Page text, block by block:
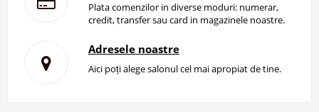
Plata comenzilor in diverse moduri: numerar,
credit, transfer sau card in magazinele noastre.
Adresele noastre
Aici poți alege salonul cel mai apropiat de tine.